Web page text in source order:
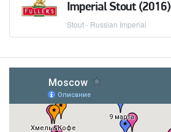
Imperial Stout (2016)
Stout - Russian Imperial